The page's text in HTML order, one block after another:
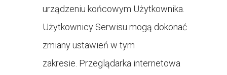
urządzeniu końcowym Użytkownika.
Użytkownicy Serwisu mogą dokonać
zmiany ustawień w tym
zakresie. Przeglądarka internetowa